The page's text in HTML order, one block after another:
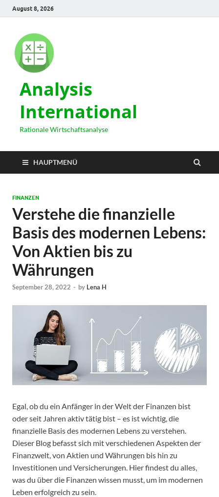
August 8, 2026
Analysis
International
Rationale Wirtschaftsanalyse
HAUPTMENÜ
FINANZEN
Verstehe die finanzielle
Basis des modernen Lebens:
Von Aktien bis zu
Währungen
September 28, 2022 - by Lena H
Egal, ob du ein Anfänger in der Welt der Finanzen bist
oder seit Jahren aktiv tätig bist – es ist wichtig, die
finanzielle Basis des modernen Lebens zu verstehen.
Dieser Blog befasst sich mit verschiedenen Aspekten der
Finanzwelt, von Aktien und Währungen bis hin zu
Investitionen und Versicherungen. Hier findest du alles,
was du über die Finanzen wissen musst, um im modernen
Leben erfolgreich zu sein.